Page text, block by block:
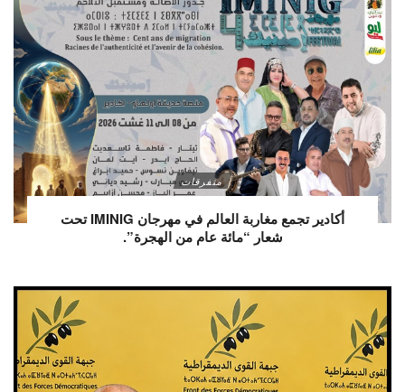
متفرقات
أكادير تجمع مغاربة العالم في مهرجان IMINIG تحت
شعار “مائة عام من الهجرة”.